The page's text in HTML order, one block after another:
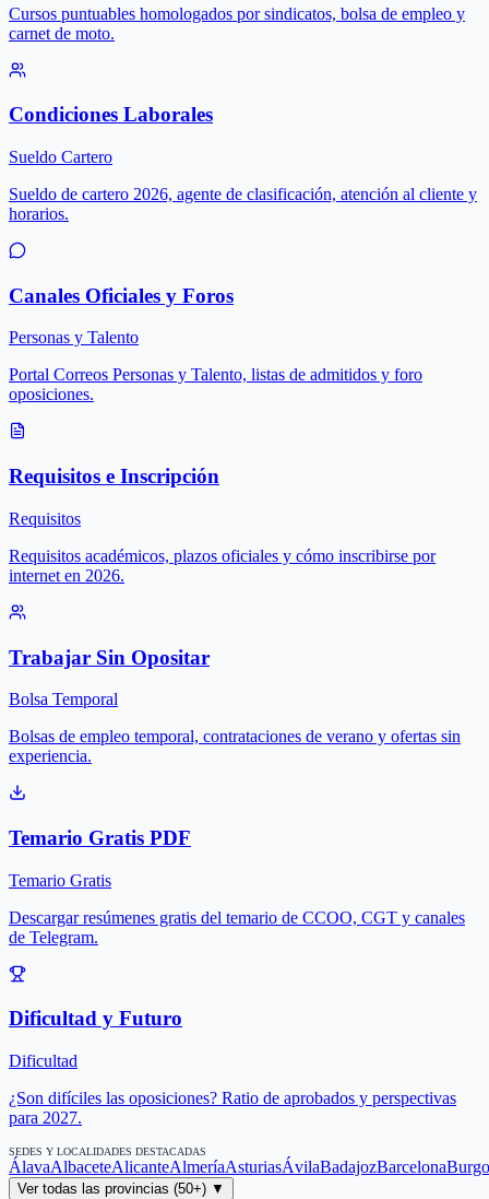
Cursos puntuables homologados por sindicatos, bolsa de empleo y
carnet de moto.
Condiciones Laborales
Sueldo Cartero
Sueldo de cartero 2026, agente de clasificación, atención al cliente y
horarios.
Canales Oficiales y Foros
Personas y Talento
Portal Correos Personas y Talento, listas de admitidos y foro
oposiciones.
Requisitos e Inscripción
Requisitos
Requisitos académicos, plazos oficiales y cómo inscribirse por
internet en 2026.
Trabajar Sin Opositar
Bolsa Temporal
Bolsas de empleo temporal, contrataciones de verano y ofertas sin
experiencia.
Temario Gratis PDF
Temario Gratis
Descargar resúmenes gratis del temario de CCOO, CGT y canales
de Telegram.
Dificultad y Futuro
Dificultad
¿Son difíciles las oposiciones? Ratio de aprobados y perspectivas
para 2027.
SEDES Y LOCALIDADES DESTACADAS
ÁlavaAlbaceteAlicanteAlmeríaAsturiasÁvilaBadajozBarcelona
Ver todas las provincias (50+) ▼